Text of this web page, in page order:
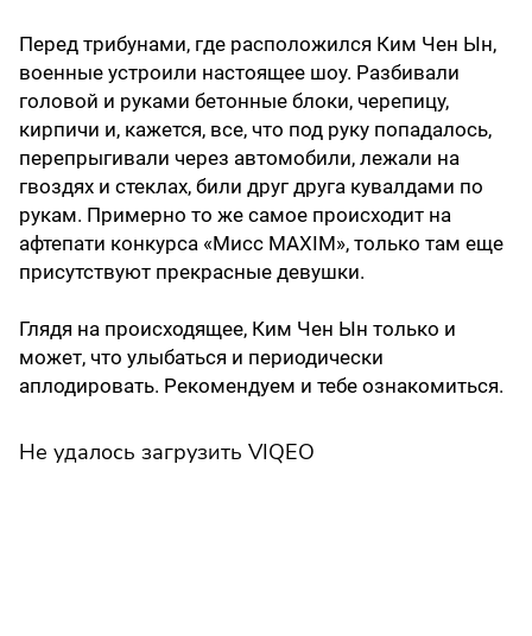
Перед трибунами, где расположился Ким Чен Ын,
военные устроили настоящее шоу. Разбивали
головой и руками бетонные блоки, черепицу,
кирпичи и, кажется, все, что под руку попадалось,
перепрыгивали через автомобили, лежали на
гвоздях и стеклах, били друг друга кувалдами по
рукам. Примерно то же самое происходит на
афтепати конкурса «Мисс MAXIM», только там еще
присутствуют прекрасные девушки.
Глядя на происходящее, Ким Чен Ын только и
может, что улыбаться и периодически
аплодировать. Рекомендуем и тебе ознакомиться.
Не удалось загрузить VIQEO